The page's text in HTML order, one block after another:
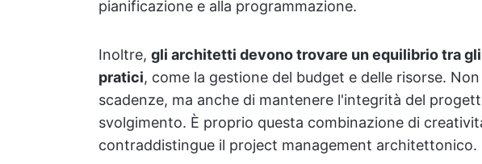
pianificazione e alla programmazione.
Inoltre, gli architetti devono trovare un equilibrio tra
pratici, come la gestione del budget e delle risorse.
scadenze, ma anche di mantenere l'integrità del
svolgimento. È proprio questa combinazione di
contraddistingue il project management architettonico.